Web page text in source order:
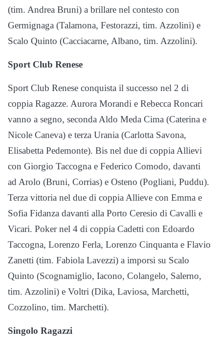
(tim. Andrea Bruni) a brillare nel contesto con
Germignaga (Talamona, Festorazzi, tim. Azzolini) e
Scalo Quinto (Cacciacarne, Albano, tim. Azzolini).
Sport Club Renese
Sport Club Renese conquista il successo nel 2 di
coppia Ragazze. Aurora Morandi e Rebecca Roncari
vanno a segno, seconda Aldo Meda Cima (Caterina e
Nicole Caneva) e terza Urania (Carlotta Savona,
Elisabetta Pedemonte). Bis nel due di coppia Allievi
con Giorgio Taccogna e Federico Comodo, davanti
ad Arolo (Bruni, Corrias) e Osteno (Pogliani, Puddu).
Terza vittoria nel due di coppia Allieve con Emma e
Sofia Fidanza davanti alla Porto Ceresio di Cavalli e
Vicari. Poker nel 4 di coppia Cadetti con Edoardo
Taccogna, Lorenzo Ferla, Lorenzo Cinquanta e Flavio
Zanetti (tim. Fabiola Lavezzi) a imporsi su Scalo
Quinto (Scognamiglio, Iacono, Colangelo, Salerno,
tim. Azzolini) e Voltri (Dika, Laviosa, Marchetti,
Cozzolino, tim. Marchetti).
Singolo Ragazzi